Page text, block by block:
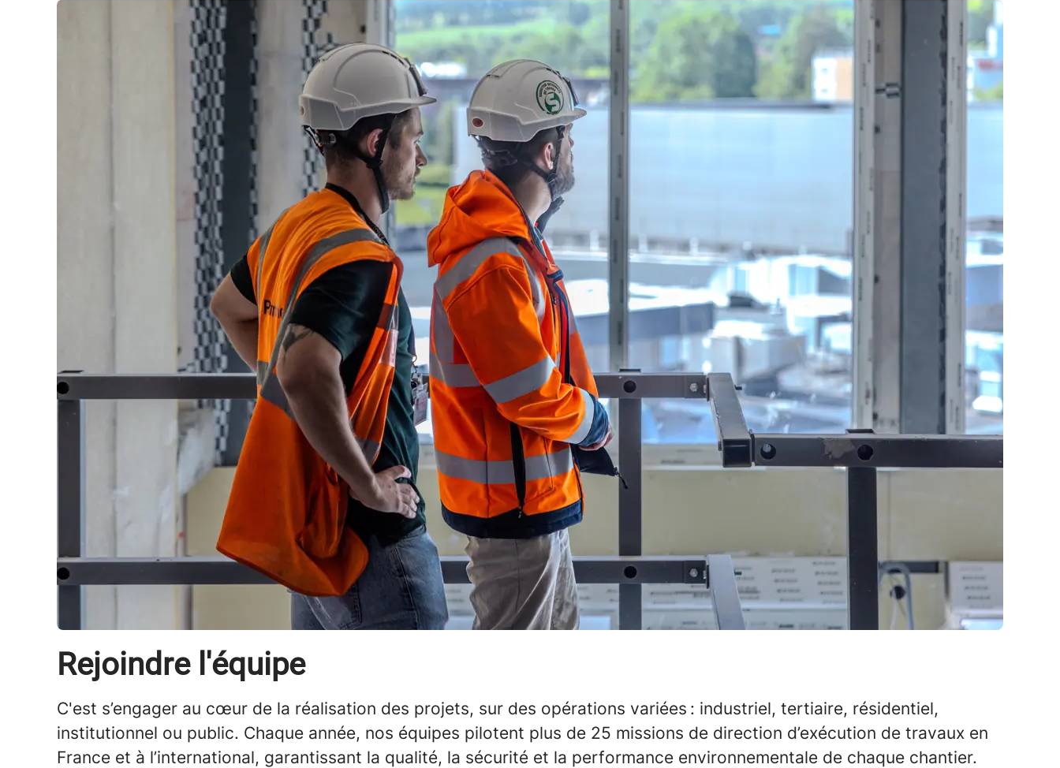
Rejoindre l'équipe
C'est s’engager au cœur de la réalisation des projets, sur des opérations variées : industriel, tertiaire, résidentiel,
institutionnel ou public. Chaque année, nos équipes pilotent plus de 25 missions de direction d’exécution de travaux en
France et à l’international, garantissant la qualité, la sécurité et la performance environnementale de chaque chantier.